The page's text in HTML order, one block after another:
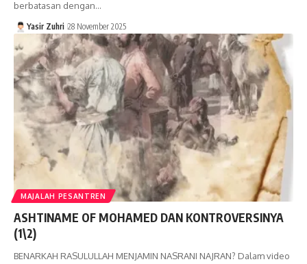
berbatasan dengan…
Yasir Zuhri 28 November 2025
MAJALAH PESANTREN
ASHTINAME OF MOHAMED DAN KONTROVERSINYA
(1\2)
BENARKAH RASULULLAH MENJAMIN NASRANI NAJRAN? Dalam video